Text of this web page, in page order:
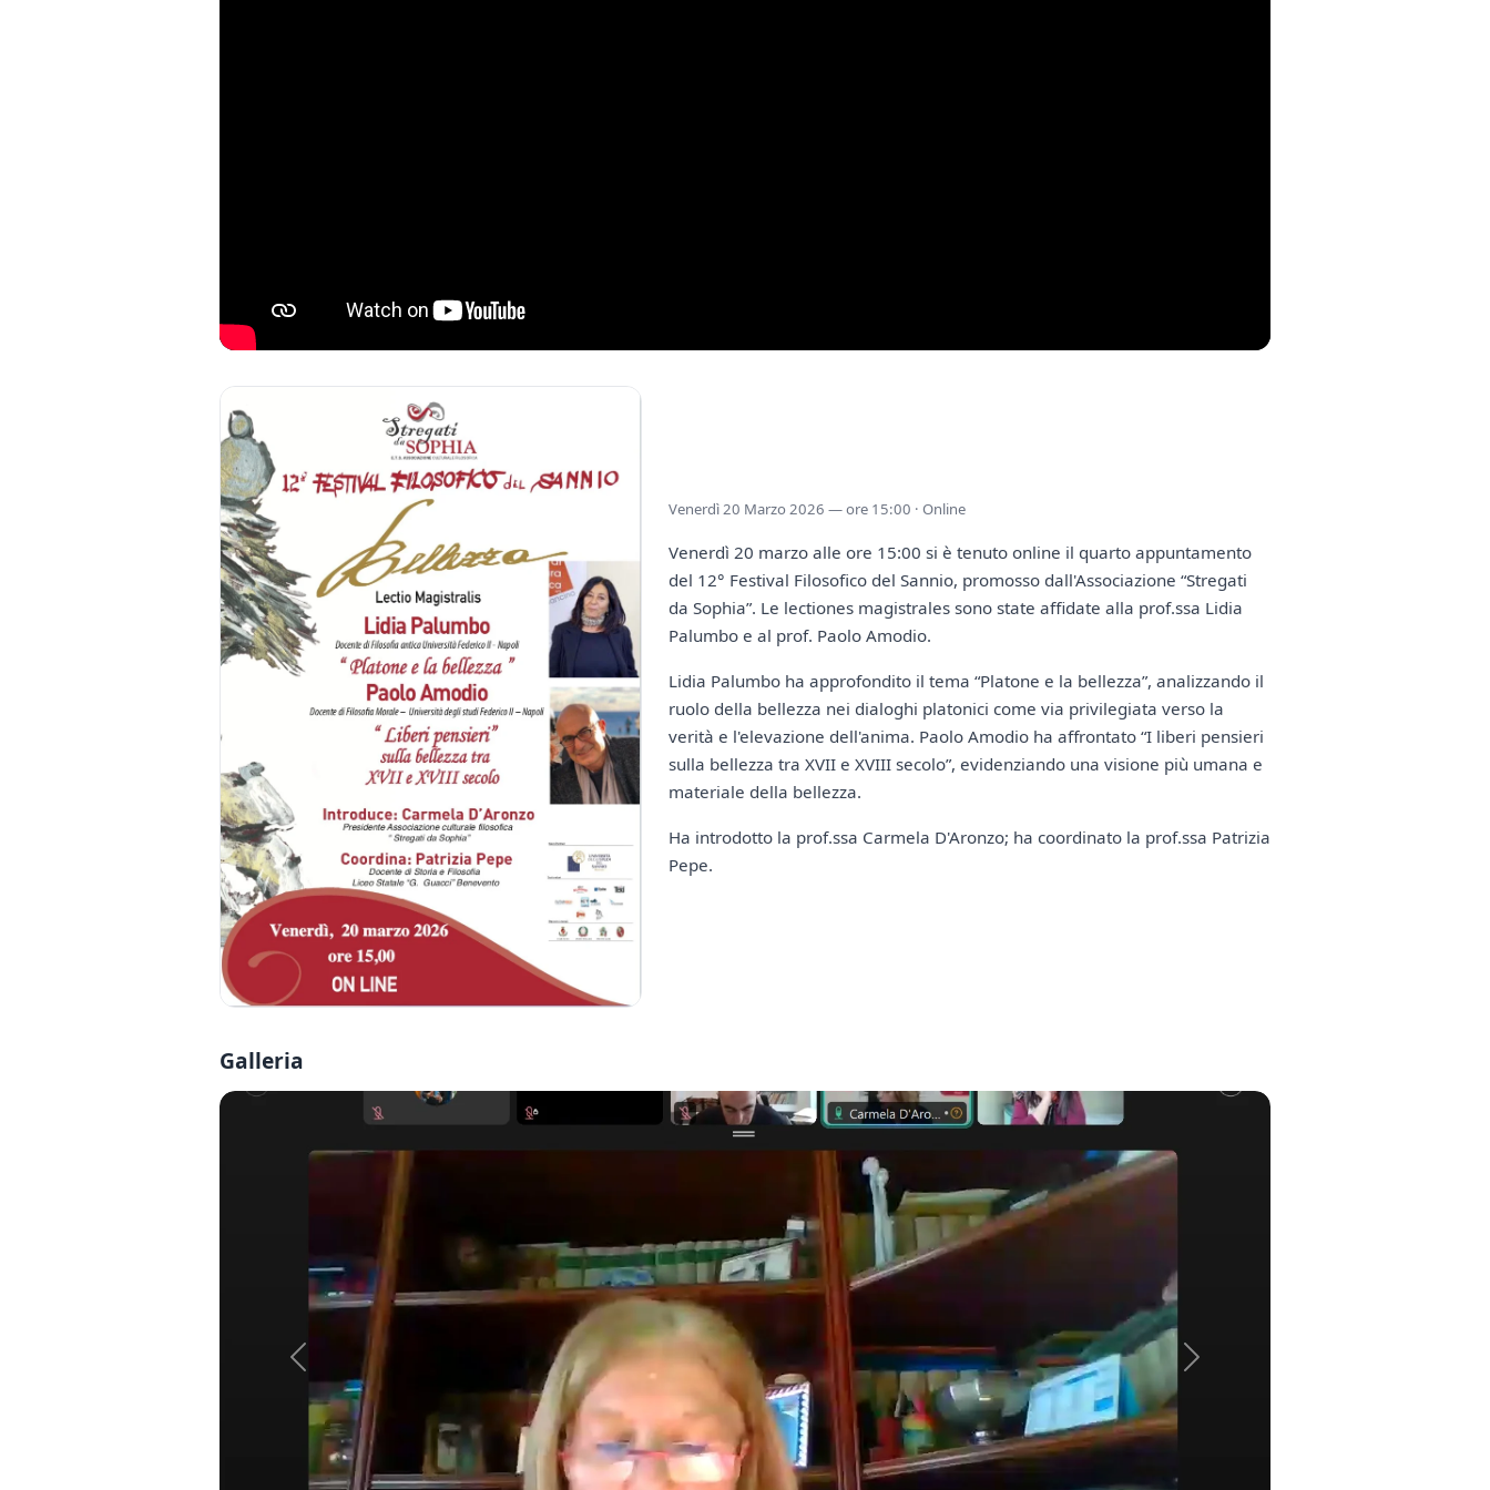
Venerdì 20 Marzo 2026 — ore 15:00 · Online
Venerdì 20 marzo alle ore 15:00 si è tenuto online il quarto appuntamento
del 12° Festival Filosofico del Sannio, promosso dall'Associazione “Stregati
da Sophia”. Le lectiones magistrales sono state affidate alla prof.ssa Lidia
Palumbo e al prof. Paolo Amodio.
Lidia Palumbo ha approfondito il tema “Platone e la bellezza”, analizzando il
ruolo della bellezza nei dialoghi platonici come via privilegiata verso la
verità e l'elevazione dell'anima. Paolo Amodio ha affrontato “I liberi pensieri
sulla bellezza tra XVII e XVIII secolo”, evidenziando una visione più umana e
materiale della bellezza.
Ha introdotto la prof.ssa Carmela D'Aronzo; ha coordinato la prof.ssa Patrizia
Pepe.
Galleria